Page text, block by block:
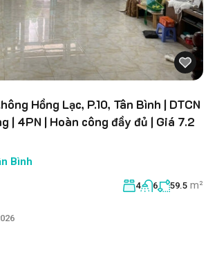
Hồng Lạc, P.10, Tân Bình | DTCN
| 4PN | Hoàn công đầy đủ | Giá 7.2
Bình
4 6 59.5 m²